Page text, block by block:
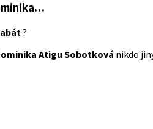
?
Atigu Sobotková nikdo